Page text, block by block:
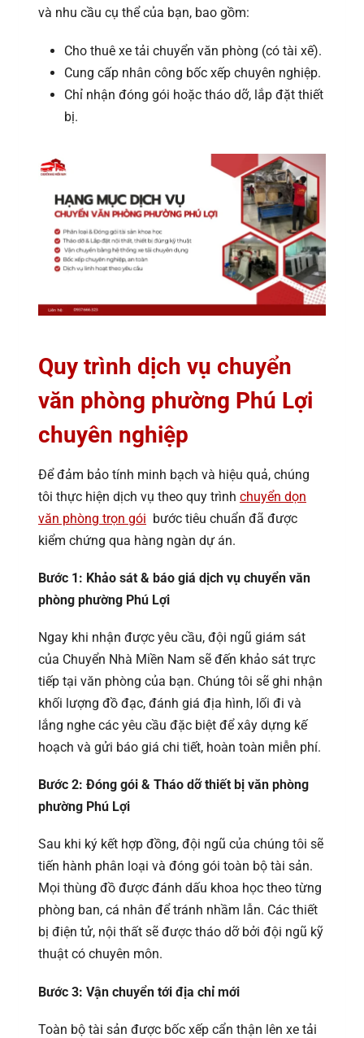
và nhu cầu cụ thể của bạn, bao gồm:
Cho thuê xe tải chuyển văn phòng (có tài xế).
Cung cấp nhân công bốc xếp chuyên nghiệp.
Chỉ nhận đóng gói hoặc tháo dỡ, lắp đặt thiết
bị.
Quy trình dịch vụ chuyển
văn phòng phường Phú Lợi
chuyên nghiệp
Để đảm bảo tính minh bạch và hiệu quả, chúng
tôi thực hiện dịch vụ theo quy trình chuyển dọn
văn phòng trọn gói bước tiêu chuẩn đã được
kiểm chứng qua hàng ngàn dự án.
Bước 1: Khảo sát & báo giá dịch vụ chuyển văn
phòng phường Phú Lợi
Ngay khi nhận được yêu cầu, đội ngũ giám sát
của Chuyển Nhà Miền Nam sẽ đến khảo sát trực
tiếp tại văn phòng của bạn. Chúng tôi sẽ ghi nhận
khối lượng đồ đạc, đánh giá địa hình, lối đi và
lắng nghe các yêu cầu đặc biệt để xây dựng kế
hoạch và gửi báo giá chi tiết, hoàn toàn miễn phí.
Bước 2: Đóng gói & Tháo dỡ thiết bị văn phòng
phường Phú Lợi
Sau khi ký kết hợp đồng, đội ngũ của chúng tôi sẽ
tiến hành phân loại và đóng gói toàn bộ tài sản.
Mọi thùng đồ được đánh dấu khoa học theo từng
phòng ban, cá nhân để tránh nhầm lẫn. Các thiết
bị điện tử, nội thất sẽ được tháo dỡ bởi đội ngũ kỹ
thuật có chuyên môn.
Bước 3: Vận chuyển tới địa chỉ mới
Toàn bộ tài sản được bốc xếp cẩn thận lên xe tải